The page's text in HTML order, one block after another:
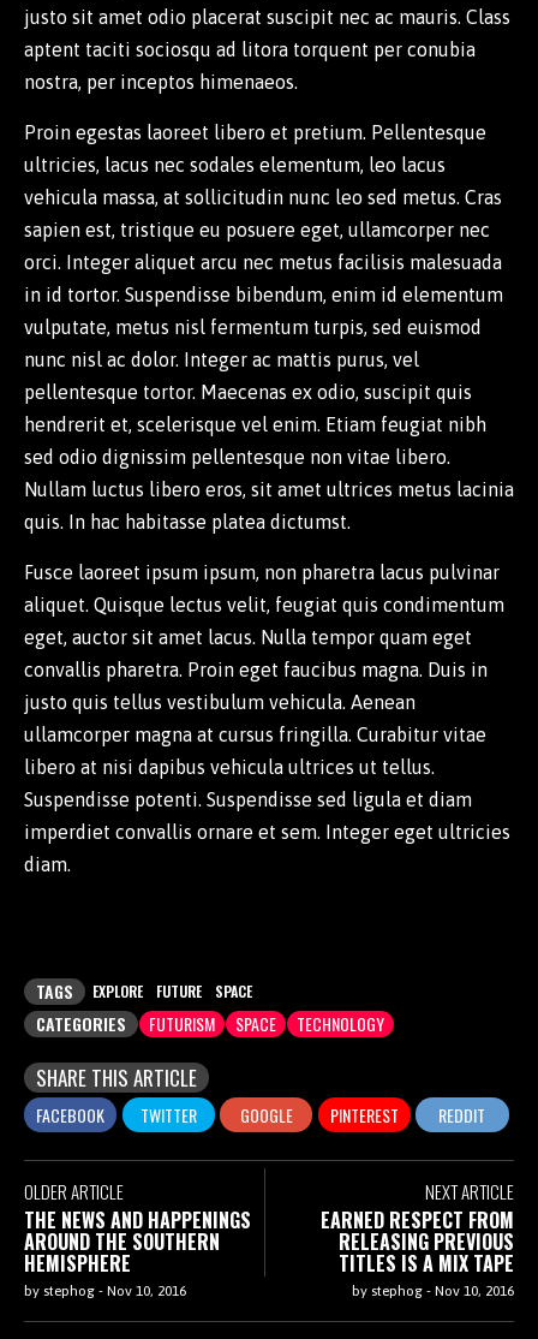
justo sit amet odio placerat suscipit nec ac mauris. Class
aptent taciti sociosqu ad litora torquent per conubia
nostra, per inceptos himenaeos.
Proin egestas laoreet libero et pretium. Pellentesque
ultricies, lacus nec sodales elementum, leo lacus
vehicula massa, at sollicitudin nunc leo sed metus. Cras
sapien est, tristique eu posuere eget, ullamcorper nec
orci. Integer aliquet arcu nec metus facilisis malesuada
in id tortor. Suspendisse bibendum, enim id elementum
vulputate, metus nisl fermentum turpis, sed euismod
nunc nisl ac dolor. Integer ac mattis purus, vel
pellentesque tortor. Maecenas ex odio, suscipit quis
hendrerit et, scelerisque vel enim. Etiam feugiat nibh
sed odio dignissim pellentesque non vitae libero.
Nullam luctus libero eros, sit amet ultrices metus lacinia
quis. In hac habitasse platea dictumst.
Fusce laoreet ipsum ipsum, non pharetra lacus pulvinar
aliquet. Quisque lectus velit, feugiat quis condimentum
eget, auctor sit amet lacus. Nulla tempor quam eget
convallis pharetra. Proin eget faucibus magna. Duis in
justo quis tellus vestibulum vehicula. Aenean
ullamcorper magna at cursus fringilla. Curabitur vitae
libero at nisi dapibus vehicula ultrices ut tellus.
Suspendisse potenti. Suspendisse sed ligula et diam
imperdiet convallis ornare et sem. Integer eget ultricies
diam.
TAGS EXPLORE FUTURE SPACE
CATEGORIES FUTURISM SPACE TECHNOLOGY
SHARE THIS ARTICLE
OLDER ARTICLE
THE NEWS AND HAPPENINGS
AROUND THE SOUTHERN
HEMISPHERE
by stephog - Nov 10, 2016
NEXT ARTICLE
EARNED RESPECT FROM
RELEASING PREVIOUS
TITLES IS A MIX TAPE
by stephog - Nov 10, 2016